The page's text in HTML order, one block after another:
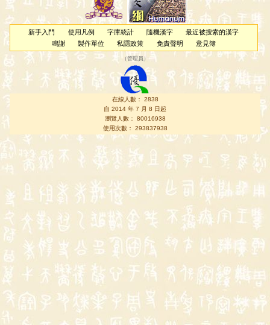
新手入門 使用凡例 字庫統計 隨機漢字
最近被搜索的漢字
鳴謝
製作單位 私隱政策 免責聲明 意見簿
（管理員 ）
在線人數： 2838
自 2014 年 7 月 8 日起
瀏覽人數： 80016938
使用次數： 293837938